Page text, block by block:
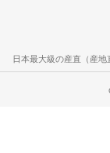
日本最大級の産直（産地